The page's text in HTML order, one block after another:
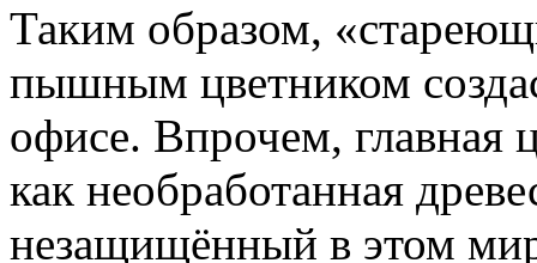
Таким образом,
пышным цветником
офисе. Впрочем, главная
как необработанная
незащищённый в этом